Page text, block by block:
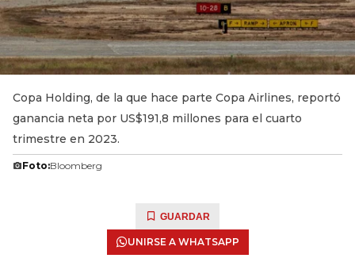
Copa Holding, de la que hace parte Copa Airlines, reportó
ganancia neta por US$191,8 millones para el cuarto
trimestre en 2023.
Foto:Bloomberg
GUARDAR
UNIRSE A WHATSAPP